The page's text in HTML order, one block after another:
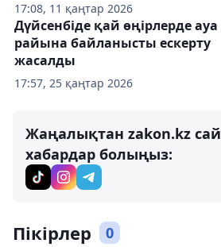
17:08, 11 қаңтар 2026
17:57, 25 қаңтар 2026
Дүйсенбіде қай өңірлерде ауа
райына байланысты ескерту
жасалды
Жаңалықтан zakon.kz
хабардар болыңыз:
Пікірлер 0